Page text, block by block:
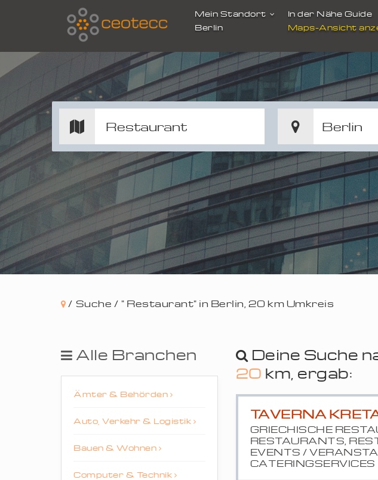
Mein Standort
Berlin
In der Nähe Guide
Maps-Ansicht
/ Suche / " Restaurant" in Berlin, 20 km Umkreis
Alle Branchen
Ämter & Behörden
Auto, Verkehr & Logistik
Bauen & Wohnen
Computer & Technik
Deine Suche
20 km, ergab:
TAVERNA
GRIECHISCHE
RESTAURANTS,
EVENTS /
CATERINGSERVICES